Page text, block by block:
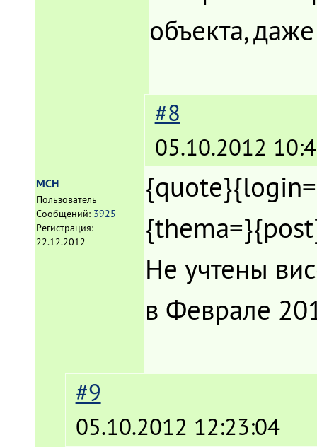
объекта,
MCH
Пользователь
Сообщений: 3925
Регистрация:
22.12.2012
#8
05.10.2012
Не учтены
в Феврале
#9
05.10.2012 12:23:04